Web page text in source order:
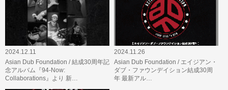
2024.12.11
Asian Dub Foundation / 結成30周年記
念アルバム『94-Now:
Collaborations』より 新…
2024.11.26
Asian Dub Foundation / エイジアン・
ダブ・ファウンデイション結成30周
年 最新アル…